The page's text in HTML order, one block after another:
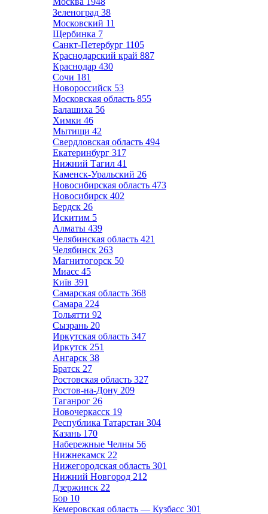
Зеленоград 38
Московский 11
Щербинка 7
Санкт-Петербург 1105
Краснодарский край 887
Краснодар 430
Сочи 181
Новороссийск 53
Московская область 855
Балашиха 56
Химки 46
Мытищи 42
Свердловская область 494
Екатеринбург 317
Нижний Тагил 41
Каменск-Уральский 26
Новосибирская область 473
Новосибирск 402
Бердск 26
Искитим 5
Алматы 439
Челябинская область 421
Челябинск 263
Магнитогорск 50
Миасс 45
Київ 391
Самарская область 368
Самара 224
Тольятти 92
Сызрань 20
Иркутская область 347
Иркутск 251
Ангарск 38
Братск 27
Ростовская область 327
Ростов-на-Дону 209
Таганрог 26
Новочеркасск 19
Республика Татарстан 304
Казань 170
Набережные Челны 56
Нижнекамск 22
Нижегородская область 301
Нижний Новгород 212
Дзержинск 22
Бор 10
Кемеровская область — Кузбасс 301